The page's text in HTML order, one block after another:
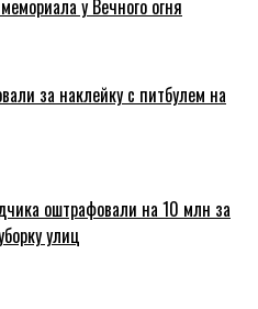
у Вечного огня
за наклейку с питбулем на
оштрафовали на 10 млн за
улиц